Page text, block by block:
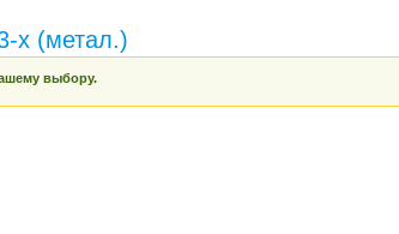
х (метал.)
выбору.